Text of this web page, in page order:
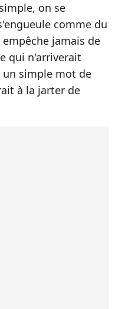
on se
comme du
jamais de
qui n'arriverait
un simple mot de
à la jarter de